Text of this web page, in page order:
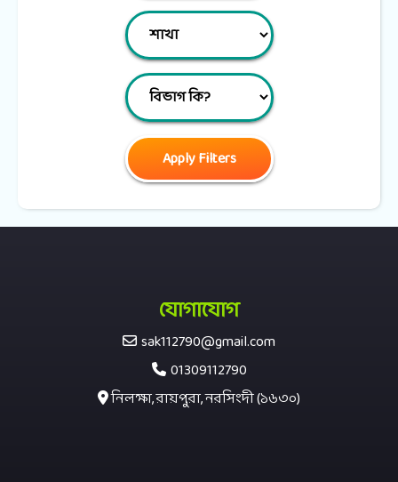
যোগাযোগ
sak112790@gmail.com
01309112790
নিলক্ষা, রায়পুরা, নরসিংদী (১৬৩০)